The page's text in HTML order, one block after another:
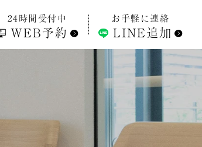
24時間受付中
WEB予約
お手軽に連絡
LINE追加